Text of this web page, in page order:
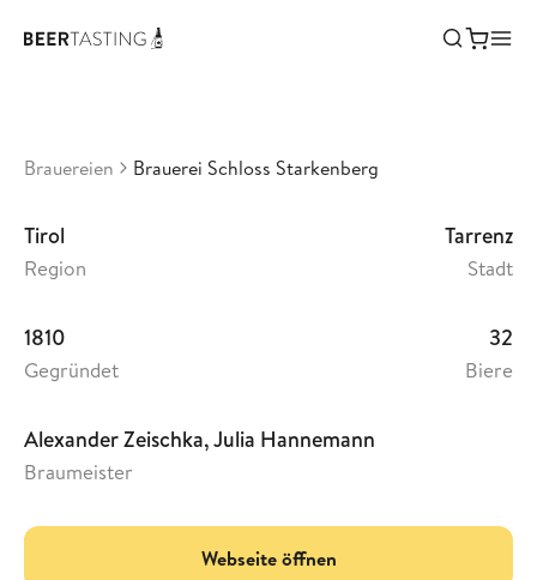
Brauerei Schloss Starkenberg
Brauereien Brauerei Schloss Starkenberg
Tirol
Region
Tarrenz
Stadt
1810
Gegründet
32
Biere
Alexander Zeischka, Julia Hannemann
Braumeister
Webseite öffnen